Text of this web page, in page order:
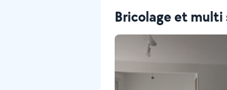
Bricolage et multi